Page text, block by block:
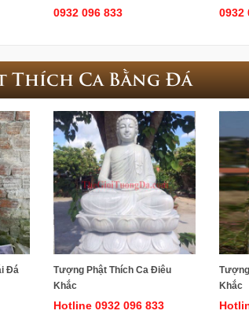
0932 096 833 0932
Thích Ca Bằng Đá
Đá
Tượng Phật Thích Ca Điêu
Khắc
Hotline 0932 096 833
Khắc